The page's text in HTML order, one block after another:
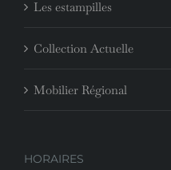
Les estampilles
Collection Actuelle
Mobilier Régional
HORAIRES